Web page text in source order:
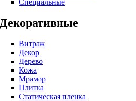
Специальные
Декоративные
Витраж
Декор
Дерево
Кожа
Мрамор
Плитка
Статическая пленка